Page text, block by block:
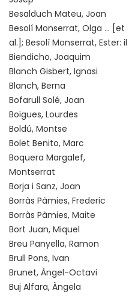
Besalduch Mateu, Joan
Besolí Monserrat, Olga ... [et
al.]; Besolí Monserrat, Ester: il
Biendicho, Joaquim
Blanch Gisbert, Ignasi
Blanch, Berna
Bofarull Solé, Joan
Boïgues, Lourdes
Boldú, Montse
Bolet Benito, Marc
Boquera Margalef,
Montserrat
Borja i Sanz, Joan
Borràs Pàmies, Frederic
Borràs Pàmies, Maite
Bort Juan, Miquel
Breu Panyella, Ramon
Brull Pons, Ivan
Brunet, Àngel-Octavi
Buj Alfara, Àngela